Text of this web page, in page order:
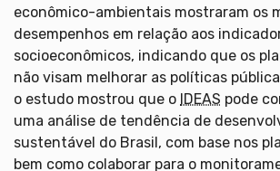
econômico-ambientais mostraram os
desempenhos em relação aos
socioeconômicos, indicando que os
não visam melhorar as políticas
o estudo mostrou que o IDEAS pode
uma análise de tendência de
sustentável do Brasil, com base nos
bem como colaborar para o